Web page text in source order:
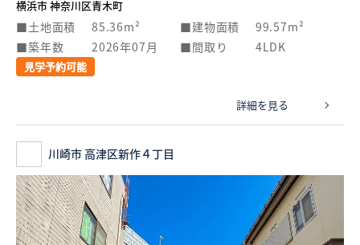
横浜市 神奈川区青木町
土地面積 85.36m² 建物面積
99.57m²
築年数
2026年07月 間取り 4LDK
見学予約可能
詳細を見る
川崎市 高津区新作４丁目